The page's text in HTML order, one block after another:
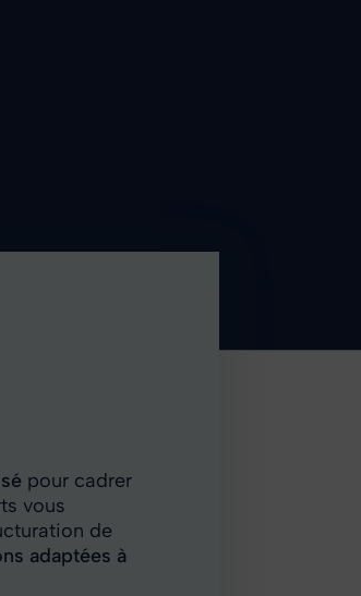
pour cadrer
vous
de
adaptées à